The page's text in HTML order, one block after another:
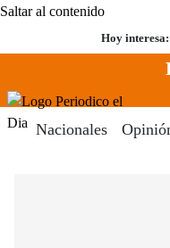
Saltar al contenido
Hoy interesa:
Menú
Nacionales